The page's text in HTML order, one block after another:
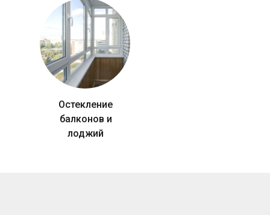
Остекление
балконов и
лоджий